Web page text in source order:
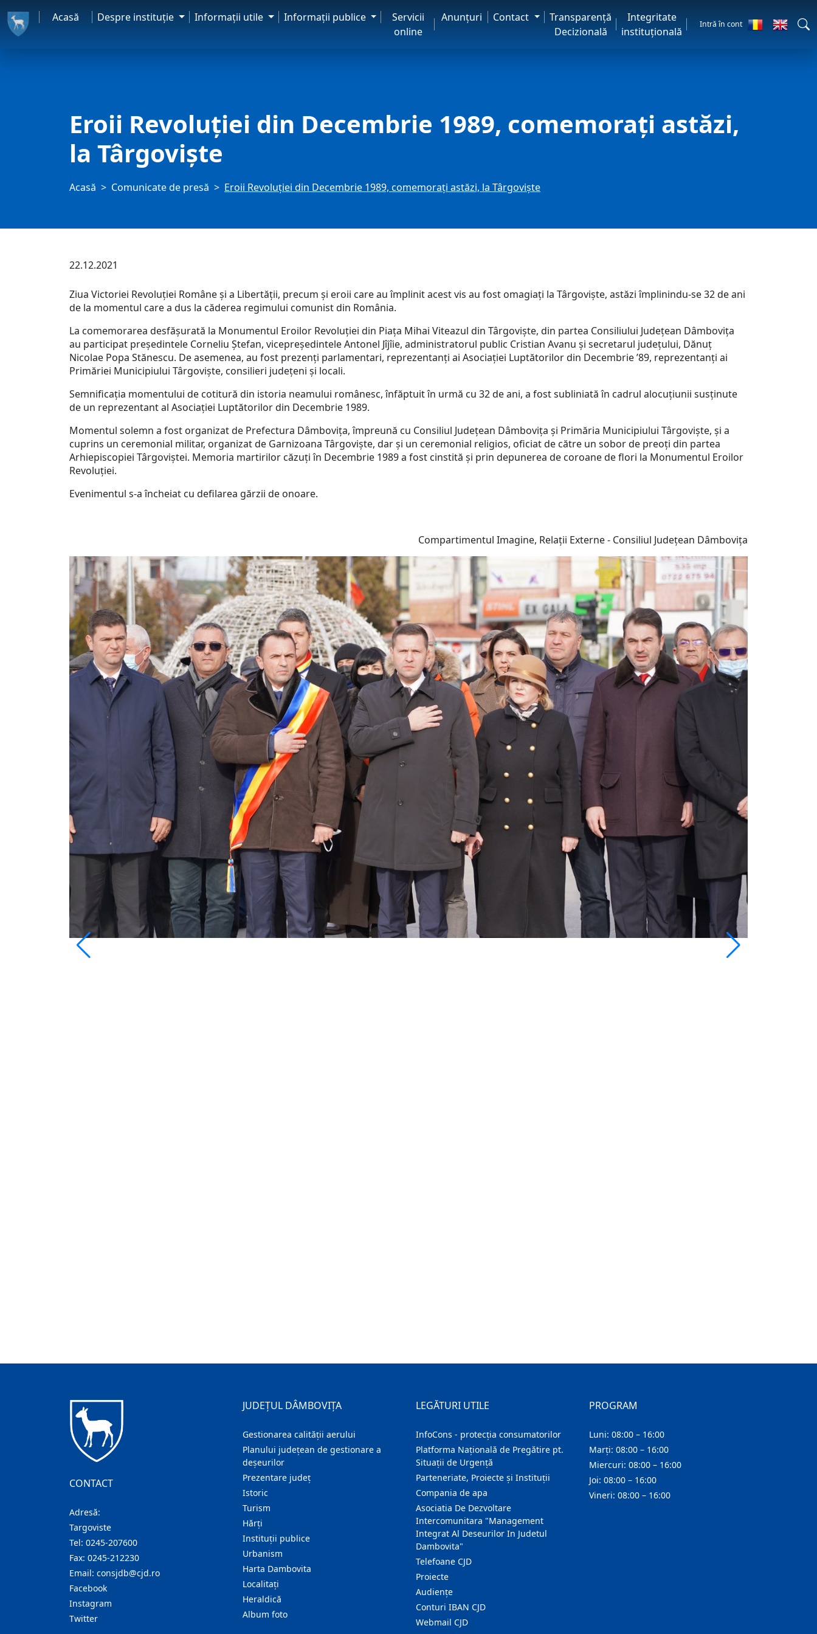
Acasă Despre instituţie Informaţii utile Informaţii publice
Servicii
online
Anunţuri Contact
Transparență
Decizională
Integritate
instituțională
Intră în cont
Eroii Revoluției din Decembrie 1989, comemorați astăzi,
la Târgoviște
Acasă Comunicate de presă Eroii Revoluției din Decembrie 1989, comemorați astăzi, la Târgoviște
22.12.2021
Ziua Victoriei Revoluției Române și a Libertății, precum și eroii care au împlinit acest vis au fost omagiați la Târgoviște, astăzi împlinindu-se 32 de ani
de la momentul care a dus la căderea regimului comunist din România.
La comemorarea desfășurată la Monumentul Eroilor Revoluției din Piața Mihai Viteazul din Târgoviște, din partea Consiliului Județean Dâmbovița
au participat președintele Corneliu Ștefan, vicepreședintele Antonel Jîjîie, administratorul public Cristian Avanu și secretarul județului, Dănuț
Nicolae Popa Stănescu. De asemenea, au fost prezenți parlamentari, reprezentanți ai Asociației Luptătorilor din Decembrie ’89, reprezentanți ai
Primăriei Municipiului Târgoviște, consilieri județeni și locali.
Semnificația momentului de cotitură din istoria neamului românesc, înfăptuit în urmă cu 32 de ani, a fost subliniată în cadrul alocuțiunii susținute
de un reprezentant al Asociației Luptătorilor din Decembrie 1989.
Momentul solemn a fost organizat de Prefectura Dâmbovița, împreună cu Consiliul Județean Dâmbovița și Primăria Municipiului Târgoviște, și a
cuprins un ceremonial militar, organizat de Garnizoana Târgoviște, dar și un ceremonial religios, oficiat de către un sobor de preoți din partea
Arhiepiscopiei Târgoviștei. Memoria martirilor căzuți în Decembrie 1989 a fost cinstită și prin depunerea de coroane de flori la Monumentul Eroilor
Revoluției.
Evenimentul s-a încheiat cu defilarea gărzii de onoare.
Compartimentul Imagine, Relații Externe - Consiliul Județean Dâmbovița
CONTACT
Adresă:
Targoviste
Tel: 0245-207600
Fax: 0245-212230
Email: consjdb@cjd.ro
Facebook
Instagram
Twitter
JUDEȚUL DÂMBOVIȚA
Gestionarea calității aerului
Planului județean de gestionare a
deșeurilor
Prezentare judeţ
Istoric
Turism
Hărţi
Instituţii publice
Urbanism
Harta Dambovita
Localitaţi
Heraldică
Album foto
LEGĂTURI UTILE
InfoCons - protecția consumatorilor
Platforma Națională de Pregătire pt.
Situații de Urgență
Parteneriate, Proiecte și Instituții
Compania de apa
Asociatia De Dezvoltare
Intercomunitara "Management
Integrat Al Deseurilor In Judetul
Dambovita"
Telefoane CJD
Proiecte
Audienţe
Conturi IBAN CJD
Webmail CJD
PROGRAM
Luni: 08:00 – 16:00
Marți: 08:00 – 16:00
Miercuri: 08:00 – 16:00
Joi: 08:00 – 16:00
Vineri: 08:00 – 16:00